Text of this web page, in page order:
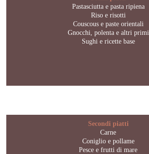
Pastasciutta e pasta ripiena
Riso e risotti
Couscous e paste orientali
Gnocchi, polenta e altri primi
Sughi e ricette base
Secondi piatti
Carne
Coniglio e pollame
Pesce e frutti di mare